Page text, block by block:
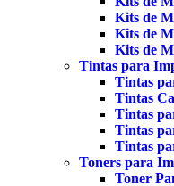
Kits de
Kits de
Kits de
Tintas para
Tintas
Tintas
Tintas
Tintas
Tintas
Toners para
Toner